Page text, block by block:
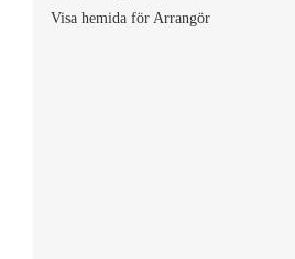
Visa hemida för Arrangör